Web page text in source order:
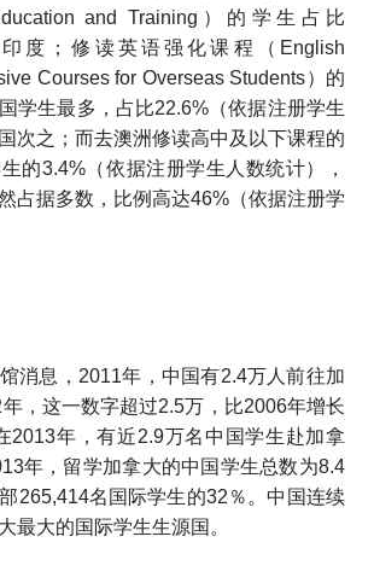
and Training）的学生占比
度；修读英语强化课程（English
Courses for Overseas Students）的
学生最多，占比22.6%（依据注册学生
次之；而去澳洲修读高中及以下课程的
的3.4%（依据注册学生人数统计），
占据多数，比例高达46%（依据注册学
消息，2011年，中国有2.4万人前往加
，这一数字超过2.5万，比2006年增长
2013年，有近2.9万名中国学生赴加拿
年，留学加拿大的中国学生总数为8.4
265,414名国际学生的32％。中国连续
最大的国际学生生源国。